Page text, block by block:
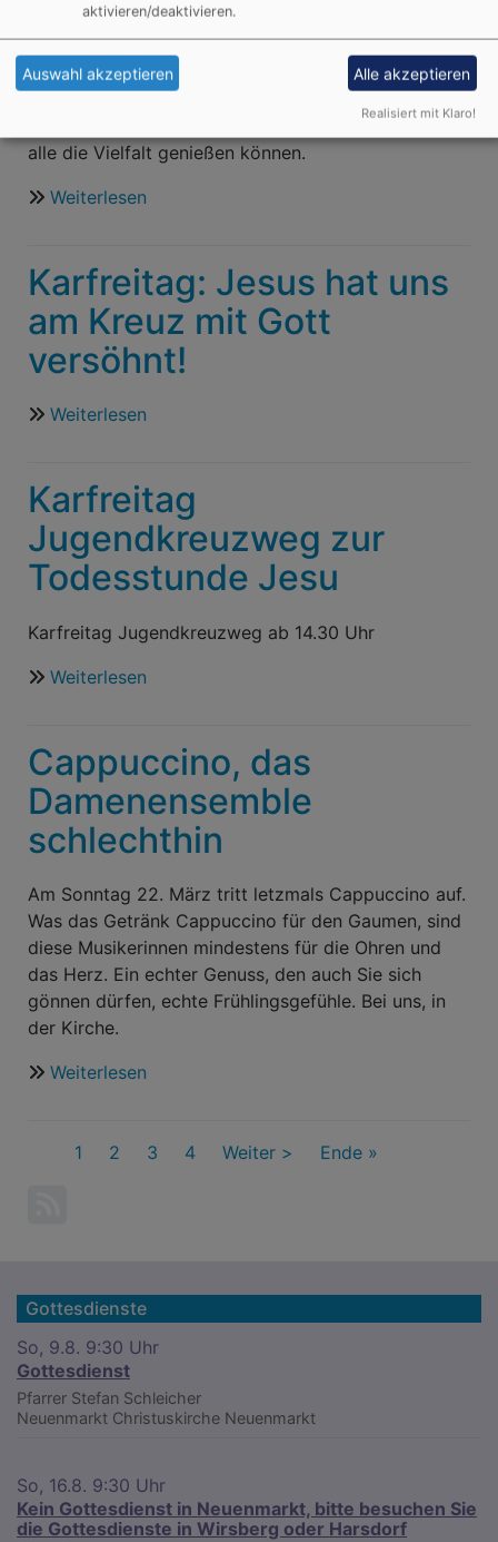
weider..."
bei
uns
am
Feiern Sie doch mit uns Osternacht am Sonntag um
5.30 Uhr in der dunklen Kirche. Frühstücken Sie
doch auch im Anschluss daran mit uns im
alle die Vielfalt genießen können.
Weiterlesen
ist
auferstanden!
Er
ist
Karfreitag: Jesus hat uns
am Kreuz mit Gott
versöhnt!
Weiterlesen
hat
uns
am
Kreuz
Gott
Karfreitag
Jugendkreuzweg zur
Todesstunde Jesu
Karfreitag Jugendkreuzweg ab 14.30 Uhr
Weiterlesen
zur
Todesstunde
Jesu
Cappuccino, das
Damenensemble
schlechthin
Am Sonntag 22. März tritt letzmals Cappuccino auf.
Was das Getränk Cappuccino für den Gaumen, sind
diese Musikerinnen mindestens für die Ohren und
das Herz. Ein echter Genuss, den auch Sie sich
gönnen dürfen, echte Frühlingsgefühle. Bei uns, in
der Kirche.
Weiterlesen
Damenensemble
Seitennummerierung
Aktuelle
1 Seite
2 Seite
3 Seite
4
Nächste
Weiter >
Last
Ende »
Gottesdienste
So, 9.8. 9:30 Uhr
Gottesdienst
Pfarrer Stefan Schleicher
Neuenmarkt Christuskirche Neuenmarkt
So, 16.8. 9:30 Uhr
Kein Gottesdienst in Neuenmarkt, bitte besuchen Sie
die Gottesdienste in Wirsberg oder Harsdorf
aktivieren/deaktivieren.
Auswahl akzeptieren Alle akzeptieren
Realisiert mit Klaro!